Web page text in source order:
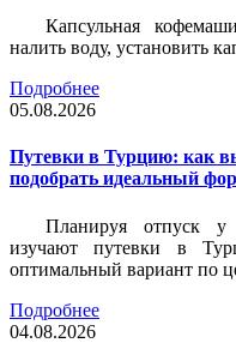
Капсульная
налить воду, установить
Подробнее
05.08.2026
Путевки в Турцию: как
подобрать идеальный
Планируя отпуск у
изучают путевки в
оптимальный вариант по
Подробнее
04.08.2026